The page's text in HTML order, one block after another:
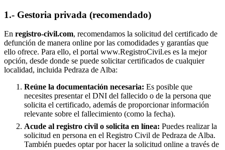
1.- Gestoria privada (recomendado)
En registro-civil.com, recomendamos la solicitud del certificado de
defunción de manera online por las comodidades y garantías que
ello ofrece. Para ello, el portal www.RegistroCivil.es es la mejor
opción, desde donde se puede solicitar certificados de cualquier
localidad, incluida Pedraza de Alba:
Reúne la documentación necesaria: Es posible que
necesites presentar el DNI del fallecido o de la persona que
solicita el certificado, además de proporcionar información
relevante sobre el fallecimiento (como la fecha).
Acude al registro civil o solicita en línea: Puedes realizar la
solicitud en persona en el Registro Civil de Pedraza de Alba.
También puedes optar por hacer la solicitud online a través de